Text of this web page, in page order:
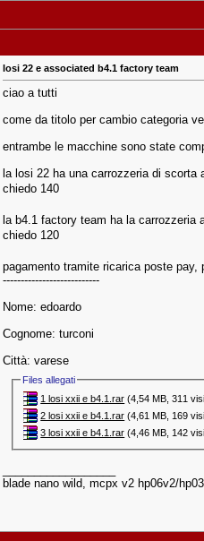
losi 22 e associated b4.1 factory team
ciao a tutti
come da titolo per cambio categoria
entrambe le macchine sono state
la losi 22 ha una carrozzeria di
chiedo 140
la b4.1 factory team ha la carrozzeria
chiedo 120
pagamento tramite ricarica poste
---------------------------
Nome: edoardo
Cognome: turconi
Città: varese
Files allegati
1 losi xxii e b4.1.rar‎ (4,54 MB, 311
2 losi xxii e b4.1.rar‎ (4,61 MB, 169
3 losi xxii e b4.1.rar‎ (4,46 MB, 142
blade nano wild, mcpx v2 hp06v2/